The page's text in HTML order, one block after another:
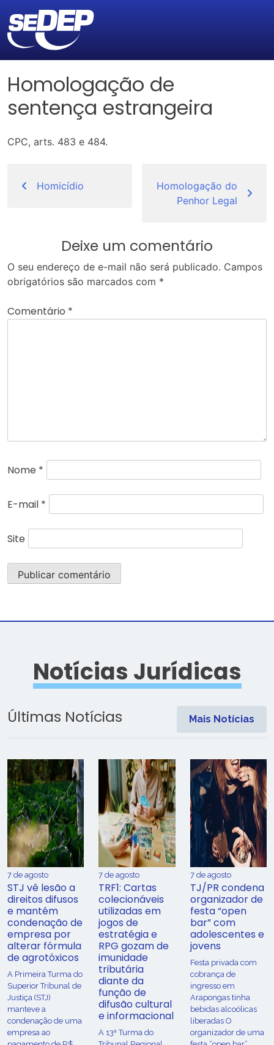
Homologação de
sentença estrangeira
CPC, arts. 483 e 484.
de
Homicídio
Homologação do
Penhor Legal
Deixe um comentário
O seu endereço de e-mail não será publicado. Campos
obrigatórios são marcados com *
Comentário *
Nome *
E-mail *
Site
Notícias Jurídicas
Últimas Notícias Mais Notícias
7 de agosto
STJ vê lesão a
direitos difusos
e mantém
condenação de
empresa por
alterar fórmula
de agrotóxicos
​A Primeira Turma do
Superior Tribunal de
Justiça (STJ)
manteve a
condenação de uma
empresa ao
7 de agosto
TRF1: Cartas
colecionáveis
utilizadas em
jogos de
estratégia e
RPG gozam de
imunidade
tributária
diante da
função de
difusão cultural
e informacional
A 13ª Turma do
7 de agosto
TJ/PR condena
organizador de
festa “open
bar” com
adolescentes e
jovens
Festa privada com
cobrança de
ingresso em
Arapongas tinha
bebidas alcoólicas
liberadas O
organizador de uma